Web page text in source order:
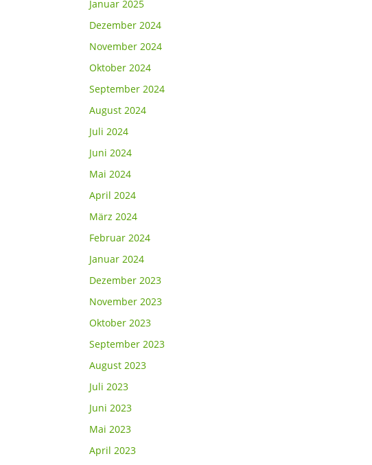
Januar 2025
Dezember 2024
November 2024
Oktober 2024
September 2024
August 2024
Juli 2024
Juni 2024
Mai 2024
April 2024
März 2024
Februar 2024
Januar 2024
Dezember 2023
November 2023
Oktober 2023
September 2023
August 2023
Juli 2023
Juni 2023
Mai 2023
April 2023